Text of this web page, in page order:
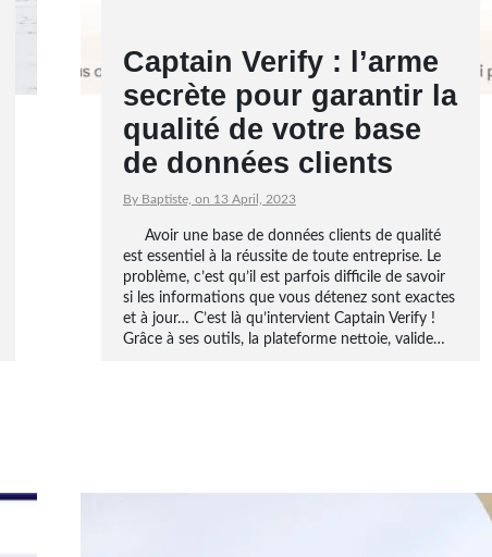
Captain Verify : l’arme
secrète pour garantir la
qualité de votre base
de données clients
By Baptiste, on 13 April, 2023
Avoir une base de données clients de qualité
est essentiel à la réussite de toute entreprise. Le
problème, c’est qu’il est parfois difficile de savoir
si les informations que vous détenez sont exactes
et à jour… C’est là qu’intervient Captain Verify !
Grâce à ses outils, la plateforme nettoie, valide…